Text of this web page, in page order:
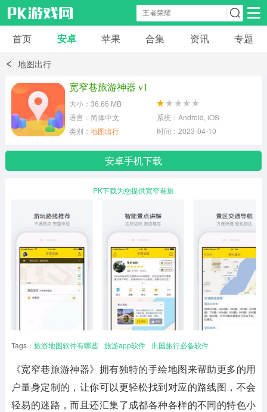
安卓应用 安卓游戏
模拟经营
首页 安卓 苹果 合集 资讯 专题
地图出行
宽窄巷旅游神器 v1
大小：36.66 MB
语言：简体中文
系统：Android, iOS
类别： 地图出行 时间：2023-04-10
安卓手机下载
PK下载为您提供宽窄巷旅
Tags： 旅游地图软件有哪些 旅游app软件 出国旅行必备软件
《宽窄巷旅游神器》拥有独特的手绘地图来帮助更多的用
户量身定制的，让你可以更轻松找到对应的路线图，不会
轻易的迷路，而且还汇集了成都各种各样的不同的特色小